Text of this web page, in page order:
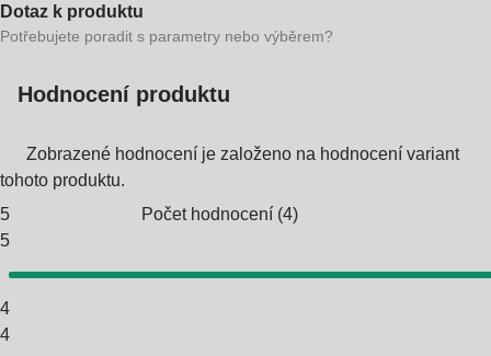
Dotaz k produktu
Potřebujete poradit s parametry nebo výběrem?
Hodnocení produktu
Zobrazené hodnocení je založeno na hodnocení variant
tohoto produktu.
5
Počet hodnocení (4)
5
4
4